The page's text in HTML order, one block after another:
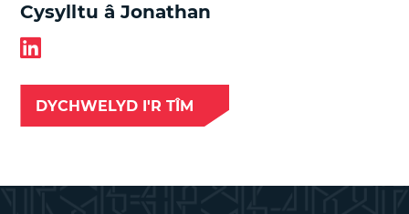
Cysylltu â Jonathan
DYCHWELYD I'R TÎM